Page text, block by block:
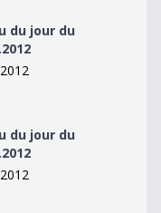
du jour du
du jour du